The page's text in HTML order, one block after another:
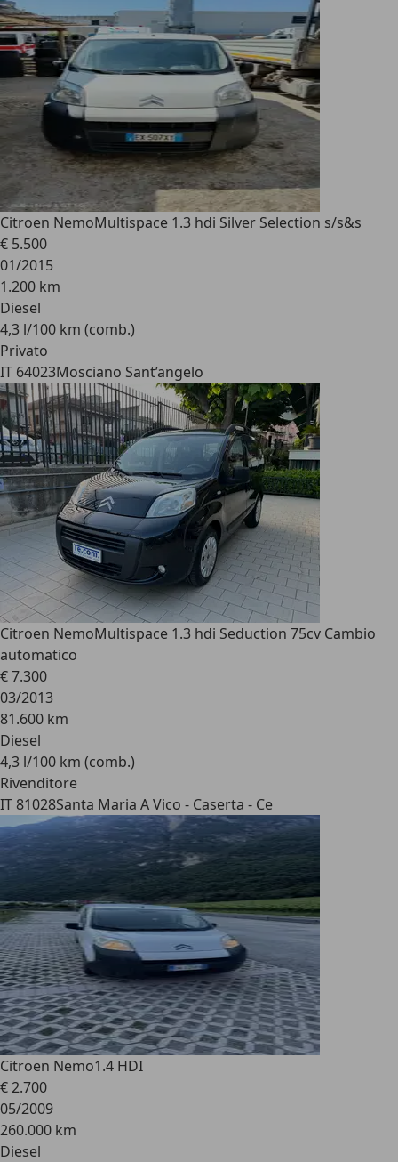
Citroen NemoMultispace 1.3 hdi Silver Selection s/s&s
€ 5.500
01/2015
1.200 km
Diesel
4,3 l/100 km (comb.)
Privato
IT 64023Mosciano Sant’angelo
Citroen NemoMultispace 1.3 hdi Seduction 75cv Cambio
automatico
€ 7.300
03/2013
81.600 km
Diesel
4,3 l/100 km (comb.)
Rivenditore
IT 81028Santa Maria A Vico - Caserta - Ce
Citroen Nemo1.4 HDI
€ 2.700
05/2009
260.000 km
Diesel